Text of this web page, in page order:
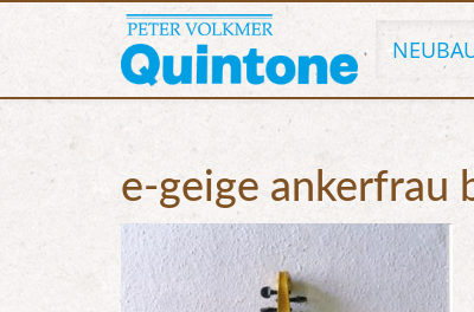
e-geige ankerfrau